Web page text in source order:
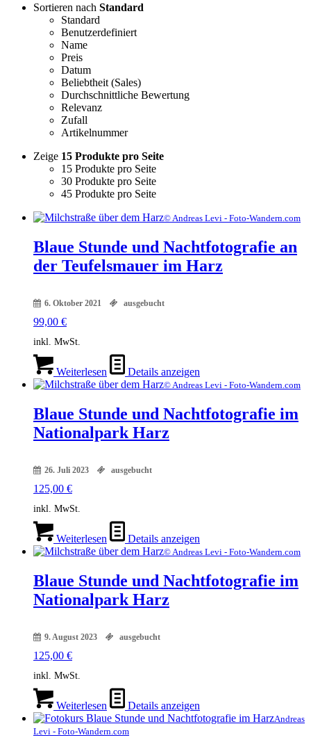
Sortieren nach Standard
Standard
Benutzerdefiniert
Name
Preis
Datum
Beliebtheit (Sales)
Durchschnittliche Bewertung
Relevanz
Zufall
Artikelnummer
Zeige 15 Produkte pro Seite
15 Produkte pro Seite
30 Produkte pro Seite
45 Produkte pro Seite
© Andreas Levi - Foto-Wandern.com
Blaue Stunde und Nachtfotografie an
der Teufelsmauer im Harz
6. Oktober 2021 ausgebucht
99,00 €
inkl. MwSt.
Weiterlesen Details anzeigen
© Andreas Levi - Foto-Wandern.com
Blaue Stunde und Nachtfotografie im
Nationalpark Harz
26. Juli 2023 ausgebucht
125,00 €
inkl. MwSt.
Weiterlesen Details anzeigen
© Andreas Levi - Foto-Wandern.com
Blaue Stunde und Nachtfotografie im
Nationalpark Harz
9. August 2023 ausgebucht
125,00 €
inkl. MwSt.
Weiterlesen Details anzeigen
Andreas
Levi - Foto-Wandern.com